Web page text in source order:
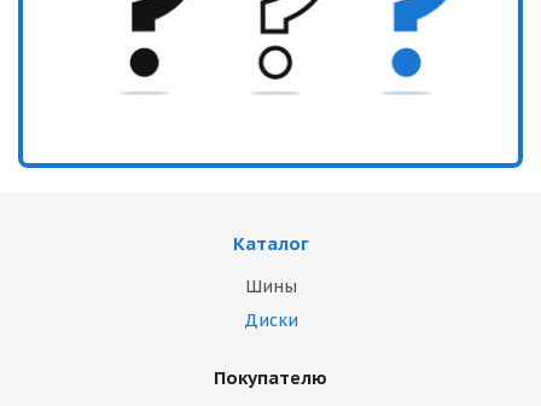
Каталог
Шины
Диски
Покупателю